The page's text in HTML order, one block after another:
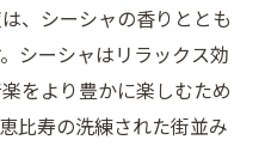
、シーシャの香りととも
シーシャはリラックス効
をより豊かに楽しむため
比寿の洗練された街並み